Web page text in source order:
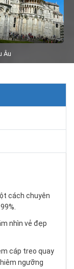
Âu
cách chuyên
nhìn vẻ đẹp
cáp treo quay
ngưỡng